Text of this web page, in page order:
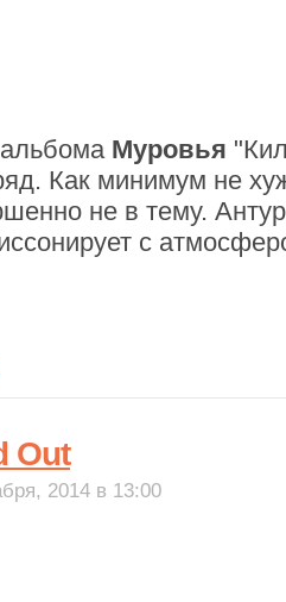
Муровья
Как минимум не
не в тему.
с
Out
2014 в 13:00